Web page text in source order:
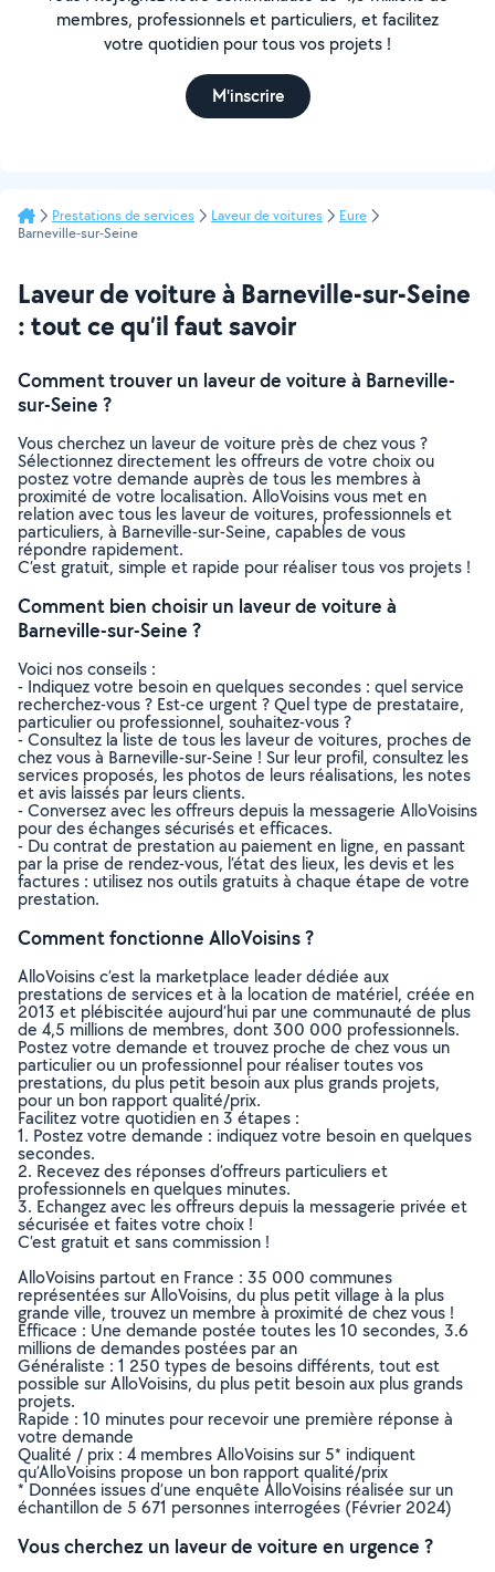
membres, professionnels et particuliers, et facilitez
votre quotidien pour tous vos projets !
M'inscrire
Prestations de services Laveur de voitures
Eure
Barneville-sur-Seine
Laveur de voiture à Barneville-sur-Seine
: tout ce qu’il faut savoir
Comment trouver un laveur de voiture à Barneville-
sur-Seine ?
Vous cherchez un laveur de voiture près de chez vous ?
Sélectionnez directement les offreurs de votre choix ou
postez votre demande auprès de tous les membres à
proximité de votre localisation. AlloVoisins vous met en
relation avec tous les laveur de voitures, professionnels et
particuliers, à Barneville-sur-Seine, capables de vous
répondre rapidement.
C’est gratuit, simple et rapide pour réaliser tous vos projets !
Comment bien choisir un laveur de voiture à
Barneville-sur-Seine ?
Voici nos conseils :
- Indiquez votre besoin en quelques secondes : quel service
recherchez-vous ? Est-ce urgent ? Quel type de prestataire,
particulier ou professionnel, souhaitez-vous ?
- Consultez la liste de tous les laveur de voitures, proches de
chez vous à Barneville-sur-Seine ! Sur leur profil, consultez les
services proposés, les photos de leurs réalisations, les notes
et avis laissés par leurs clients.
- Conversez avec les offreurs depuis la messagerie AlloVoisins
pour des échanges sécurisés et efficaces.
- Du contrat de prestation au paiement en ligne, en passant
par la prise de rendez-vous, l’état des lieux, les devis et les
factures : utilisez nos outils gratuits à chaque étape de votre
prestation.
Comment fonctionne AlloVoisins ?
AlloVoisins c’est la marketplace leader dédiée aux
prestations de services et à la location de matériel, créée en
2013 et plébiscitée aujourd’hui par une communauté de plus
de 4,5 millions de membres, dont 300 000 professionnels.
Postez votre demande et trouvez proche de chez vous un
particulier ou un professionnel pour réaliser toutes vos
prestations, du plus petit besoin aux plus grands projets,
pour un bon rapport qualité/prix.
Facilitez votre quotidien en 3 étapes :
1. Postez votre demande : indiquez votre besoin en quelques
secondes.
2. Recevez des réponses d’offreurs particuliers et
professionnels en quelques minutes.
3. Echangez avec les offreurs depuis la messagerie privée et
sécurisée et faites votre choix !
C’est gratuit et sans commission !
AlloVoisins partout en France : 35 000 communes
représentées sur AlloVoisins, du plus petit village à la plus
grande ville, trouvez un membre à proximité de chez vous !
Efficace : Une demande postée toutes les 10 secondes, 3.6
millions de demandes postées par an
Généraliste : 1 250 types de besoins différents, tout est
possible sur AlloVoisins, du plus petit besoin aux plus grands
projets.
Rapide : 10 minutes pour recevoir une première réponse à
votre demande
Qualité / prix : 4 membres AlloVoisins sur 5* indiquent
qu’AlloVoisins propose un bon rapport qualité/prix
* Données issues d’une enquête AlloVoisins réalisée sur un
échantillon de 5 671 personnes interrogées (Février 2024)
Vous cherchez un laveur de voiture en urgence ?